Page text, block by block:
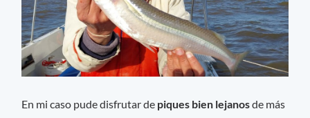
En mi caso pude disfrutar de piques bien lejanosde más